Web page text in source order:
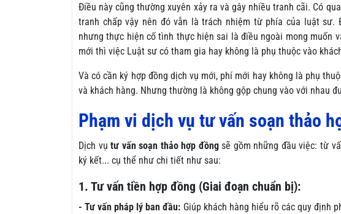
Điều này cũng thường xuyên xảy ra và gây nhiều tranh cãi. Có
tranh chấp vậy nên đó vẫn là trách nhiệm từ phía của luật
nhưng thực hiện cố tình thực hiện sai là điều ngoài mong muốn
mới thì việc Luật sư có tham gia hay không là phụ thuộc vào
Và có cần ký hợp đồng dịch vụ mới, phí mới hay không là phụ
và khách hàng. Nhưng thường là không gộp chung vào với nhau
Phạm vi dịch vụ tư vấn soạn thảo
Dịch vụtư vấn soạn thảo hợp đồngsẽ gồm những đầu việc: từ
ký kết... cụ thể như chi tiết như sau:
1. Tư vấn tiền hợp đồng (Giai đoạn chuẩn bị):
- Tư vấn pháp lý ban đầu: Giúp khách hàng hiểu rõ các quy định